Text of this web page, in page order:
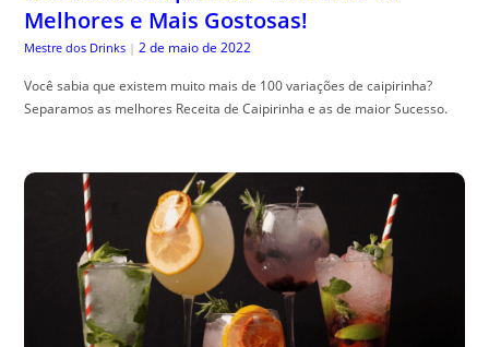
Melhores e Mais Gostosas!
Mestre dos Drinks | 2 de maio de 2022
Você sabia que existem muito mais de 100 variações de caipirinha?
Separamos as melhores Receita de Caipirinha e as de maior Sucesso.